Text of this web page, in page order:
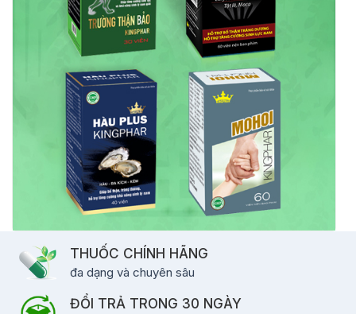
THUỐC CHÍNH HÃNG
đa dạng và chuyên sâu
ĐỔI TRẢ TRONG 30 NGÀY